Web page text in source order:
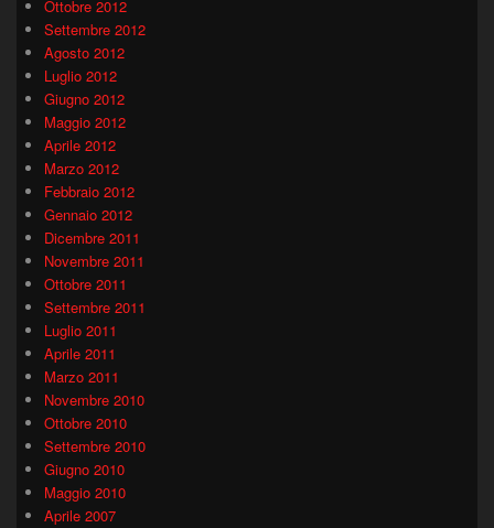
Ottobre 2012
Settembre 2012
Agosto 2012
Luglio 2012
Giugno 2012
Maggio 2012
Aprile 2012
Marzo 2012
Febbraio 2012
Gennaio 2012
Dicembre 2011
Novembre 2011
Ottobre 2011
Settembre 2011
Luglio 2011
Aprile 2011
Marzo 2011
Novembre 2010
Ottobre 2010
Settembre 2010
Giugno 2010
Maggio 2010
Aprile 2007